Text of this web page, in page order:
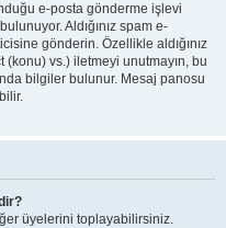
e-posta gönderme işlevi
Aldığınız spam e-
gönderin. Özellikle aldığınız
(konu) vs.) iletmeyi unutmayın, bu
bilgiler bulunur. Mesaj panosu
üyelerini toplayabilirsiniz.